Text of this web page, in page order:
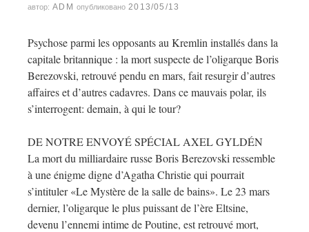
автор: ADM опубликовано 2013/05/13
Psychose parmi les opposants au Kremlin installés dans la
capitale britannique : la mort suspecte de l’oligarque Boris
Berezovski, retrouvé pendu en mars, fait resurgir d’autres
affaires et d’autres cadavres. Dans ce mauvais polar, ils
s’interrogent: demain, à qui le tour?
DE NOTRE ENVOYÉ SPÉCIAL AXEL GYLDÉN
La mort du milliardaire russe Boris Berezovski ressemble
à une énigme digne d’Agatha Christie qui pourrait
s’intituler «Le Mystère de la salle de bains». Le 23 mars
dernier, l’oligarque le plus puissant de l’ère Eltsine,
devenu l’ennemi intime de Poutine, est retrouvé mort,